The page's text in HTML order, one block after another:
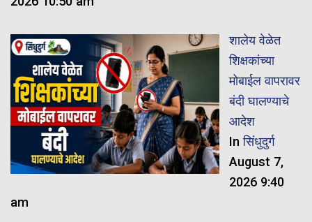
शालेय वेळेत
शिक्षकांच्या
मोबाईल वापरावर
बंदी घालण्याचे
आदेश
Inसिंधुदुर्ग
August 7,
2026 9:40
am